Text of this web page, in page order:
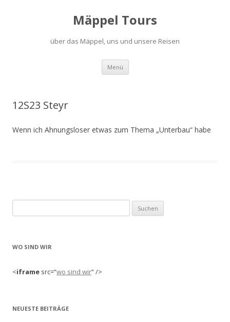
Mäppel Tours
über das Mäppel, uns und unsere Reisen
Menü Zum
springen
12S23 Steyr
Wenn ich Ahnungsloser etwas zum Thema „Unterbau“ habe
nach:
WO SIND WIR
<iframe src=“wo sind wir“ />
NEUESTE BEITRÄGE